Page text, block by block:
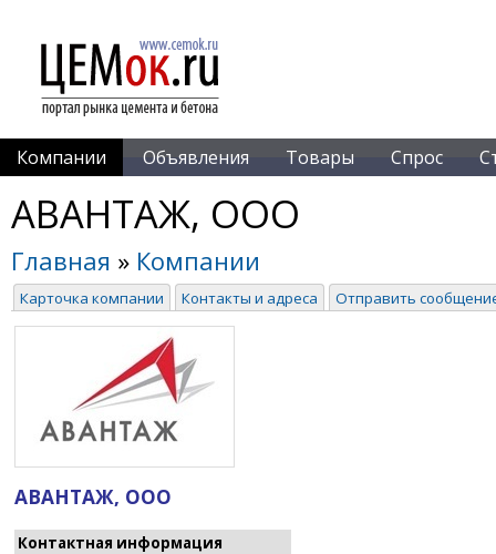
Компании Объявления Товары Спрос
АВАНТАЖ, ООО
Главная » Компании
Карточка компании Контакты и адреса Отправить
АВАНТАЖ, ООО
Контактная информация